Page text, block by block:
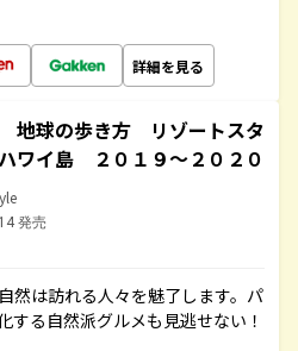
詳細を見る
地球の歩き方 リゾートスタ
ワイ島 ２０１９～２０２０
発売
然は訪れる人々を魅了します。パ
する自然派グルメも見逃せない！